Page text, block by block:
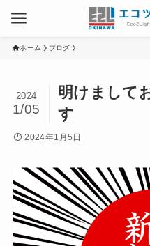
ホーム ブログ
明けまして
す
2024
1/05
2024年1月5日